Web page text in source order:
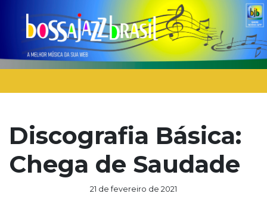
Discografia Básica:
Chega de Saudade
21 de fevereiro de 2021